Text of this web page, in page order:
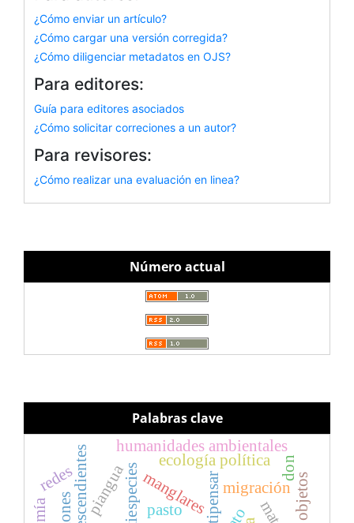
¿Cómo enviar un artículo?
¿Cómo cargar una versión corregida?
¿Cómo diligenciar metadatos en OJS?
Para editores:
Guía para editores asociados
¿Cómo solicitar correciones a un autor?
Para revisores:
¿Cómo realizar una evaluación en linea?
Número actual
Palabras clave
humanidades ambientales
ecología política
manglares
piangua pasto
migración
redes don
objetos